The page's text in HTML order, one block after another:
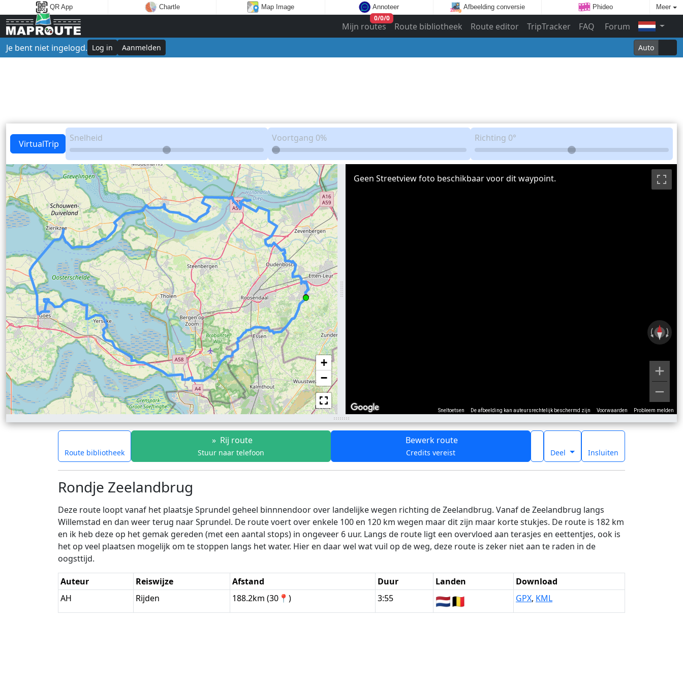
QR App Chartle Map Image Annoteer Afbeelding conversie Phideo Meer
Mijn routes
0/0/0
Route bibliotheek Route editor TripTracker FAQ
Forum
Je bent niet ingelogd. Log in Aanmelden Auto
VirtualTrip
Snelheid Voortgang 0% Richting 0°
+
−
Sneltoetsen De afbeelding kan auteursrechtelijk beschermd zijn Voorwaarden Probleem melden
Geen Streetview foto beschikbaar voor dit waypoint.
Route bibliotheek
» Rij route
Stuur naar telefoon
Bewerk route
Credits vereist Deel Insluiten
Rondje Zeelandbrug
Deze route loopt vanaf het plaatsje Sprundel geheel binnnendoor over landelijke wegen richting de Zeelandbrug. Vanaf de Zeelandbrug langs
Willemstad en dan weer terug naar Sprundel. De route voert over enkele 100 en 120 km wegen maar dit zijn maar korte stukjes. De route is 182 km
en ik heb deze op het gemak gereden (met een aantal stops) in ongeveer 6 uur. Langs de route ligt een overvloed aan terasjes en eettentjes, ook is
het op veel plaatsen mogelijk om te stoppen langs het water. Hier en daar wel wat vuil op de weg, deze route is zeker niet aan te raden in de
oogsttijd.
Auteur Reiswijze Afstand Duur Landen
Download
AH
Rijden 188.2km (30📍) 3:55 🇳🇱🇧🇪 GPX, KML